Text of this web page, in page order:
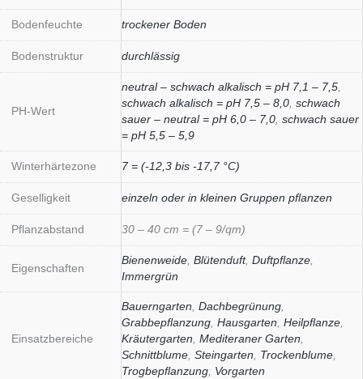
Bodenfeuchte trockener Boden
Bodenstruktur durchlässig
PH-Wert
neutral – schwach alkalisch = pH 7,1 – 7,5
schwach alkalisch = pH 7,5 – 8,0 schwach
sauer – neutral = pH 6,0 – 7,0 schwach sauer
= pH 5,5 – 5,9
Winterhärtezone 7 = (-12,3 bis -17,7 °C)
Geselligkeit einzeln oder in kleinen Gruppen pflanzen
Pflanzabstand 30 – 40 cm = (7 – 9/qm)
Eigenschaften
Bienenweide Blütenduft, Duftpflanze
Immergrün
Einsatzbereiche
Bauerngarten Dachbegrünung
Grabbepflanzung Hausgarten Heilpflanze
Kräutergarten Mediteraner Garten
Schnittblume Steingarten Trockenblume
Trogbepflanzung Vorgarten